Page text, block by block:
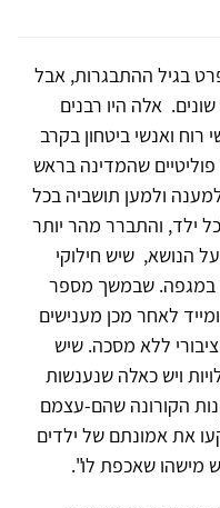
בגיל ההתבגרות, אבל
שונים. אלה היו רבנים
רוח ואנשי ביטחון בקרב
פוליטיים שהמדינה בראש
ולמען תושביה בכל
ילד, והתברר מהר יותר
הנושא, שיש חילוקי
במגפה. שבמשך מספר
לאחר מכן מענישים
ללא מסכה. שיש
ויש כאלה שנענשות
הקורונה שהם-עצמם
את אמונתם של ילדים
מישהו שאכפת לו".